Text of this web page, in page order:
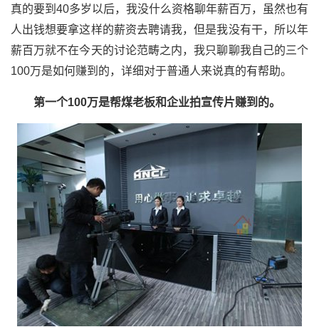
真的要到40多岁以后，我没什么资格聊年薪百万，虽然也有
人出钱想要拿这样的薪资去聘请我，但是我没有干，所以年
薪百万就不在今天的讨论范畴之内，我只聊聊我自己的三个
100万是如何赚到的，详细对于普通人来说真的有帮助。
第一个100万是帮煤老板和企业拍宣传片赚到的。